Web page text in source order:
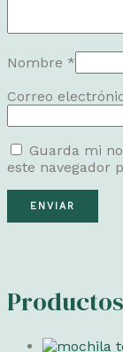
Nombre *
Correo
Guarda mi
este navegador